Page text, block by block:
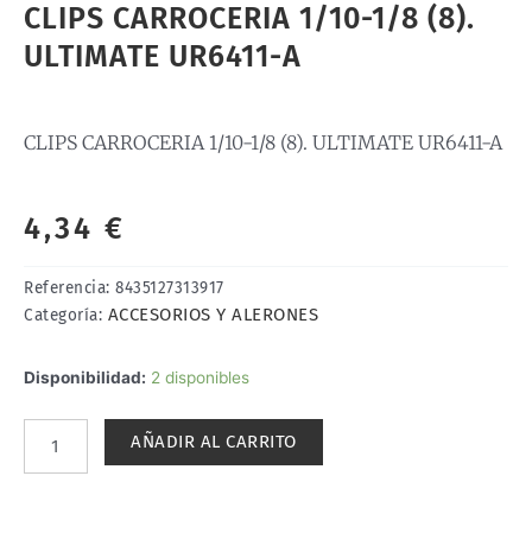
CLIPS CARROCERIA 1/10-1/8 (8).
ULTIMATE UR6411-A
CLIPS CARROCERIA 1/10-1/8 (8). ULTIMATE UR6411-A
4,34 €
Referencia: 8435127313917
Categoría: ACCESORIOS Y ALERONES
Disponibilidad: 2 disponibles
CLIPS
AÑADIR AL CARRITO